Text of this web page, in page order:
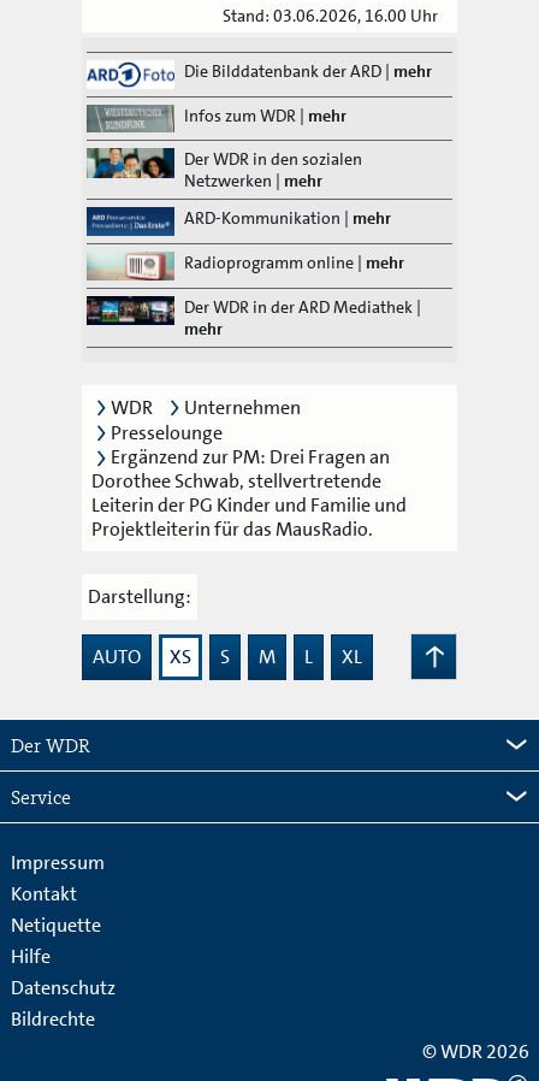
Stand: 03.06.2026, 16.00 Uhr
Die Bilddatenbank der ARD | mehr
Infos zum WDR | mehr
Der WDR in den sozialen
Netzwerken | mehr
ARD-Kommunikation | mehr
Radioprogramm online | mehr
Der WDR in der ARD Mediathek |
mehr
WDR
Unternehmen
Presselounge
Ergänzend zur PM: Drei Fragen an
Dorothee Schwab, stellvertretende
Leiterin der PG Kinder und Familie und
Projektleiterin für das MausRadio.
Darstellung:
AUTO XS S M L
XL
Zum
Der WDR
Service
Impressum
Kontakt
Netiquette
Hilfe
Datenschutz
Bildrechte
© WDR 2026